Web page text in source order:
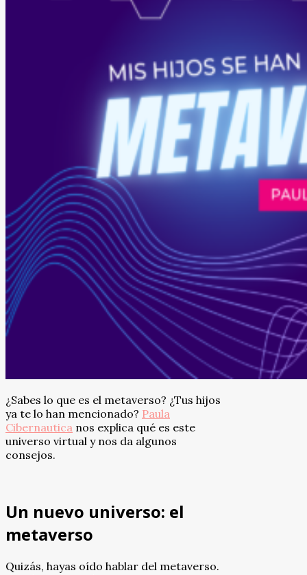
¿Sabes lo que es el metaverso? ¿Tus hijos
ya te lo han mencionado? Paula
Cibernautica nos explica qué es este
universo virtual y nos da algunos
consejos.
Un nuevo universo: el
metaverso
Quizás, hayas oído hablar del metaverso.